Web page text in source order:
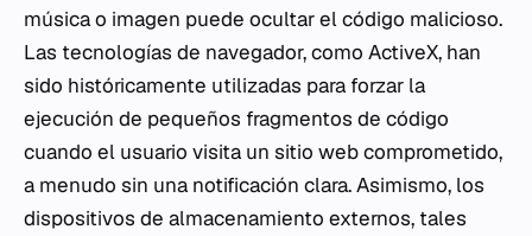
música o imagen puede ocultar el código malicioso.
Las tecnologías de navegador, como ActiveX, han
sido históricamente utilizadas para forzar la
ejecución de pequeños fragmentos de código
cuando el usuario visita un sitio web comprometido,
a menudo sin una notificación clara. Asimismo, los
dispositivos de almacenamiento externos, tales